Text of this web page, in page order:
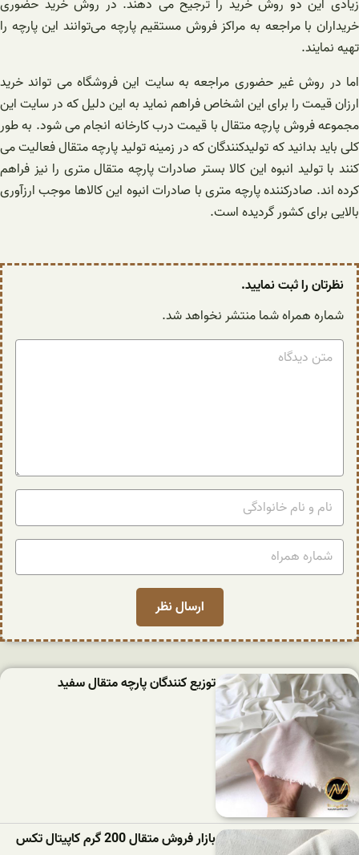
زیادی این دو روش خرید را ترجیح می‌ دهند. در روش خرید حضوری
خریداران با مراجعه به مراکز فروش مستقیم پارچه می‌توانند این پارچه را
تهیه نمایند.
اما در روش غیر حضوری مراجعه به سایت این فروشگاه می تواند خرید
ارزان قیمت را برای این اشخاص فراهم نماید به این دلیل که در سایت این
مجموعه فروش پارچه متقال با قیمت درب کارخانه انجام می شود. به طور
کلی باید بدانید که تولیدکنندگان که در زمینه تولید پارچه متقال فعالیت می
کنند با تولید انبوه این کالا بستر صادرات پارچه متقال متری را نیز فراهم
کرده اند. صادرکننده پارچه متری با صادرات انبوه این کالاها موجب ارزآوری
بالایی برای کشور گردیده است.
نظرتان را ثبت نمایید.
شماره همراه شما منتشر نخواهد شد.
توزیع کنندگان پارچه متقال سفید
بازار فروش متقال 200 گرم کاپیتال تکس